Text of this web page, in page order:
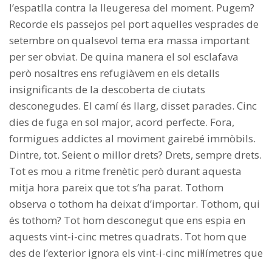
l’espatlla contra la lleugeresa del moment. Pugem?
Recorde els passejos pel port aquelles vesprades de
setembre on qualsevol tema era massa important
per ser obviat. De quina manera el sol esclafava
però nosaltres ens refugiàvem en els detalls
insignificants de la descoberta de ciutats
desconegudes. El camí és llarg, disset parades. Cinc
dies de fuga en sol major, acord perfecte. Fora,
formigues addictes al moviment gairebé immòbils.
Dintre, tot. Seient o millor drets? Drets, sempre drets.
Tot es mou a ritme frenètic però durant aquesta
mitja hora pareix que tot s’ha parat. Tothom
observa o tothom ha deixat d’importar. Tothom, qui
és tothom? Tot hom desconegut que ens espia en
aquests vint-i-cinc metres quadrats. Tot hom que
des de l’exterior ignora els vint-i-cinc mil·límetres que